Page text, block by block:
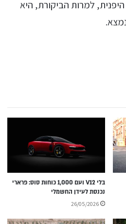
למרות הביקורת, היא
בלי V12 ועם 1,000 כוחות סוס: פרארי
נכנסת לעידן החשמלי
26/05/2026